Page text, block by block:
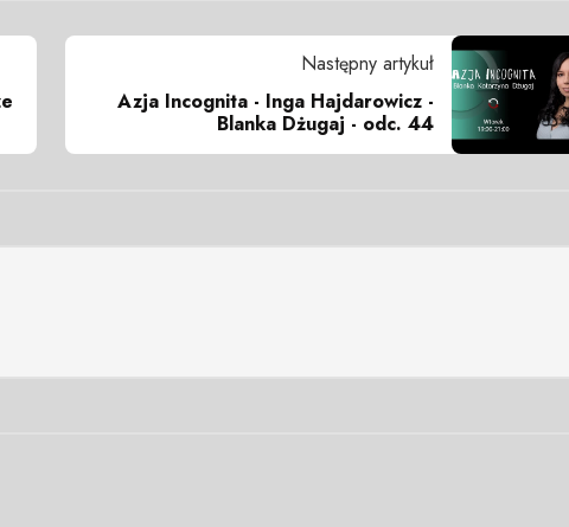
Następny artykuł
Azja Incognita - Inga Hajdarowicz -
Blanka Dżugaj - odc. 44